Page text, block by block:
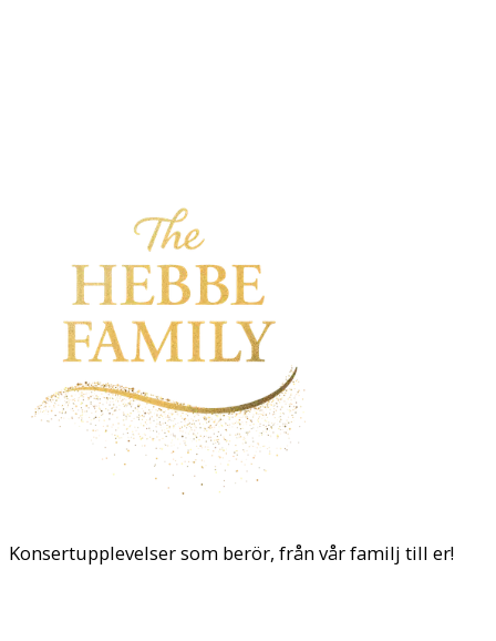
Konsertupplevelser som berör, från vår familj till er!